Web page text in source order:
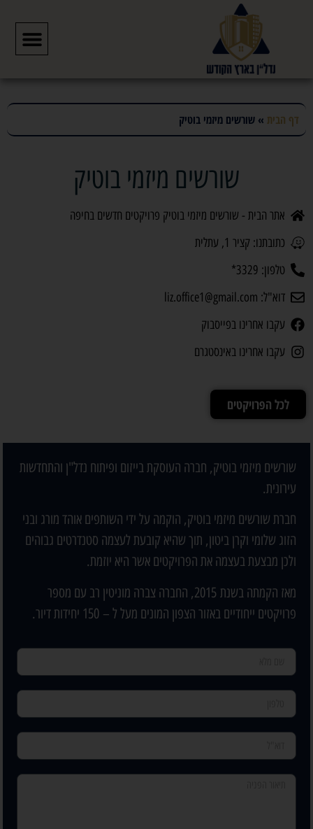
דף הבית » שורשים מיזמי בוטיק
שורשים מיזמי בוטיק
אתר הבית - שורשים מיזמי בוטיק פרויקטים חדשים בחיפה
כתובתנו: קציר 1, עתלית
טלפון: 3329*
דוא"ל: liz.office1@gmail.com
עקבו אחרינו בפייסבוק
עקבו אחרינו באינסטגרם
לכל הפרויקטים
שורשים מיזמי בוטיק, חברה העוסקת בייזום ופיתוח נדל"ן והתחדשות
עירונית.
חברת שורשים מיזמי בוטיק, הוקמה על ידי השותפים אוהד מורג ובני
הזוג שלומי וקרן ביטון, תוך שהיא קובעת לעצמה סטנדרטים גבוהים
ולכן מבצעת בעצמה את הפרויקטים אשר היא יוזמת.
מאז הקמתה בשנת 2015, החברה צברה מוניטין רב עם מספר
פרויקטים ייחודיים באזור הצפון המונים מעל ל – 150 יחידות דיור.